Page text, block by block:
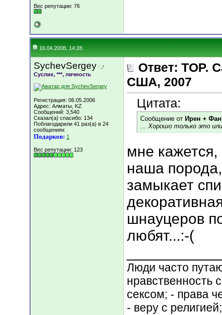
Вес репутации: 76
16.04.2008, 14:28
SychevSergey
Суслик, ***, личность
Регистрация: 06.05.2006
Адрес: Алматы, KZ
Сообщений: 3,540
Сказал(а) спасибо: 134
Поблагодарили 41 раз(а) в 24
сообщениях
Подарков: 1
Вес репутации: 123
Ответ: TOP.
США, 2007
Цитата:
Сообщение от Ирен +
... Хорошо только это
мне кажется,
наша
замыкает
шнауцеров
любят...:-(
Люди часто
нравственность
сексом; - права
- веру с